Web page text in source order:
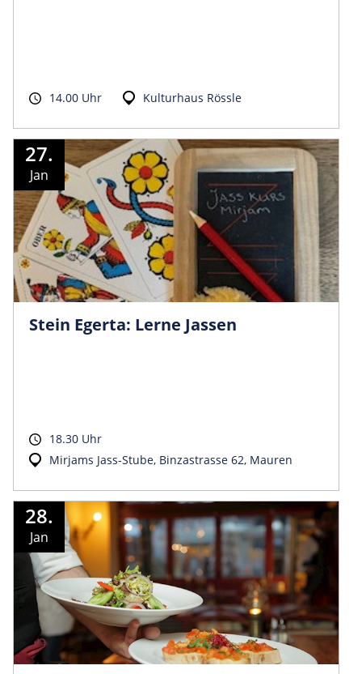
14.00 Uhr Kulturhaus Rössle
27.
Jan
Stein Egerta: Lerne Jassen
18.30 Uhr
Mirjams Jass-Stube, Binzastrasse 62, Mauren
28.
Jan